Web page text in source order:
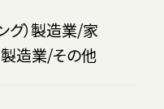
グ）製造業/家
造業/その他